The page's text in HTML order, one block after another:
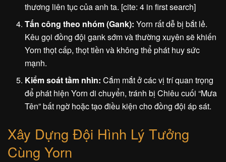
thương liên tục của anh ta. [cite: 4 in first search]
Tấn công theo nhóm (Gank): Yorn rất dễ bị bắt lẻ.
Kêu gọi đồng đội gank sớm và thường xuyên sẽ khiến
Yorn thọt cấp, thọt tiền và không thể phát huy sức
mạnh.
Kiểm soát tầm nhìn: Cắm mắt ở các vị trí quan trọng
để phát hiện Yorn di chuyển, tránh bị Chiêu cuối “Mưa
Tên” bất ngờ hoặc tạo điều kiện cho đồng đội áp sát.
Xây Dựng Đội Hình Lý Tưởng
Cùng Yorn